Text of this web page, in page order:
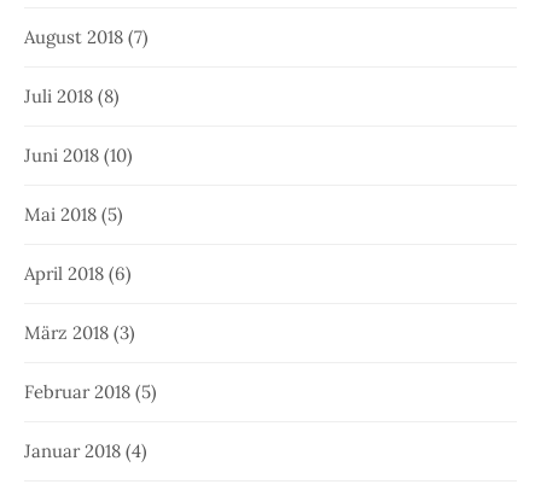
August 2018 (7)
Juli 2018 (8)
Juni 2018 (10)
Mai 2018 (5)
April 2018 (6)
März 2018 (3)
Februar 2018 (5)
Januar 2018 (4)